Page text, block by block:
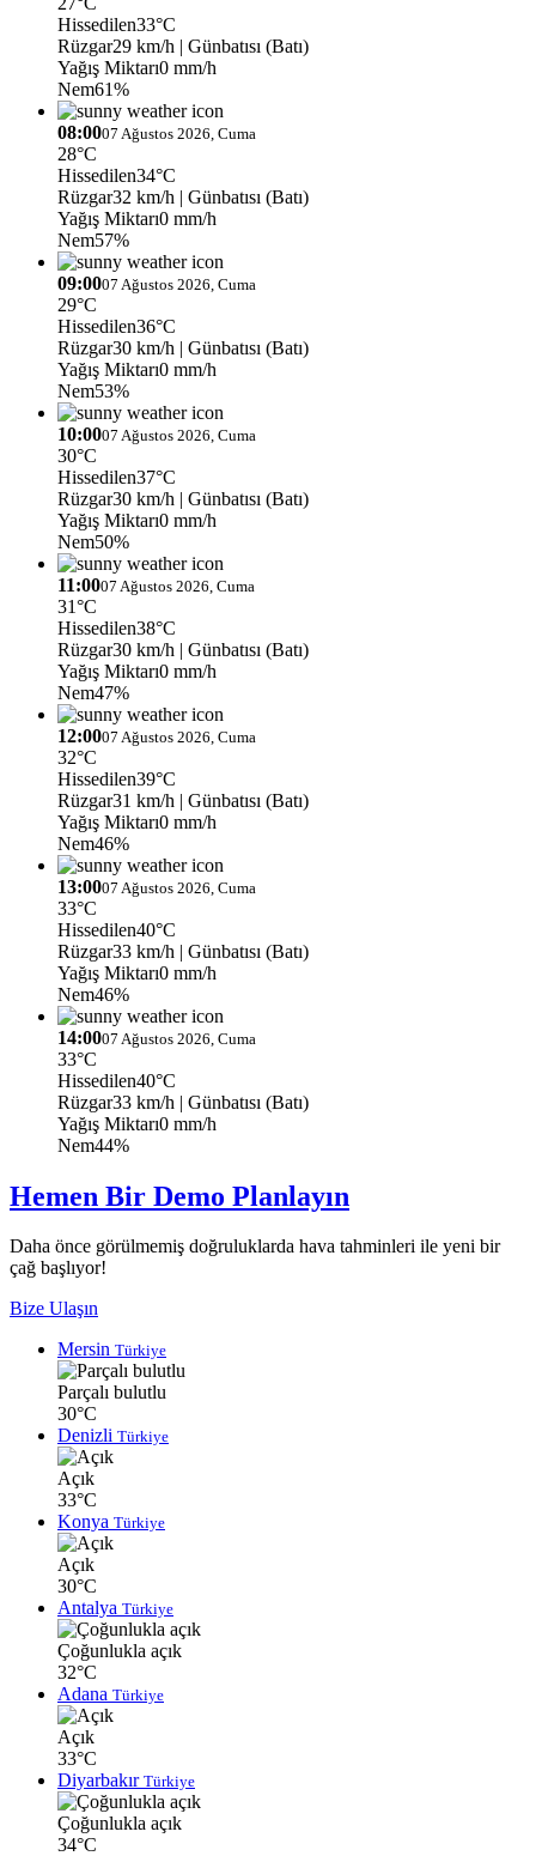
Hissedilen33°C
Rüzgar29 km/h | Günbatısı (Batı)
Yağış Miktarı0 mm/h
Nem61%
08:0007 Ağustos 2026, Cuma
28°C
Hissedilen34°C
Rüzgar32 km/h | Günbatısı (Batı)
Yağış Miktarı0 mm/h
Nem57%
09:0007 Ağustos 2026, Cuma
29°C
Hissedilen36°C
Rüzgar30 km/h | Günbatısı (Batı)
Yağış Miktarı0 mm/h
Nem53%
10:0007 Ağustos 2026, Cuma
30°C
Hissedilen37°C
Rüzgar30 km/h | Günbatısı (Batı)
Yağış Miktarı0 mm/h
Nem50%
11:0007 Ağustos 2026, Cuma
31°C
Hissedilen38°C
Rüzgar30 km/h | Günbatısı (Batı)
Yağış Miktarı0 mm/h
Nem47%
12:0007 Ağustos 2026, Cuma
32°C
Hissedilen39°C
Rüzgar31 km/h | Günbatısı (Batı)
Yağış Miktarı0 mm/h
Nem46%
13:0007 Ağustos 2026, Cuma
33°C
Hissedilen40°C
Rüzgar33 km/h | Günbatısı (Batı)
Yağış Miktarı0 mm/h
Nem46%
14:0007 Ağustos 2026, Cuma
33°C
Hissedilen40°C
Rüzgar33 km/h | Günbatısı (Batı)
Yağış Miktarı0 mm/h
Nem44%
Hemen Bir Demo Planlayın
Daha önce görülmemiş doğruluklarda hava tahminleri ile yeni bir
çağ başlıyor!
Bize Ulaşın
Mersin Türkiye
Parçalı bulutlu
30°C
Denizli Türkiye
Açık
33°C
Konya Türkiye
Açık
30°C
Antalya Türkiye
Çoğunlukla açık
32°C
Adana Türkiye
Açık
33°C
Diyarbakır Türkiye
Çoğunlukla açık
34°C